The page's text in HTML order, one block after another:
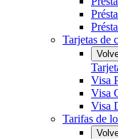
Tarjetas de
Visa
Visa
Visa
Tarifas de